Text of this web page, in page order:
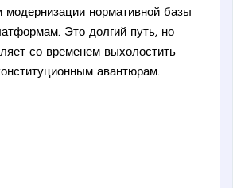
модернизации нормативной базы
Это долгий путь, но
со временем выхолостить
авантюрам.